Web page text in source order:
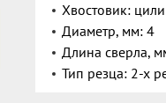
Хвостовик:
Диаметр, мм: 4
Длина сверла,
Тип резца: 2-х